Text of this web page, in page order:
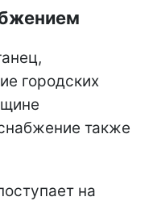
городских
также
на